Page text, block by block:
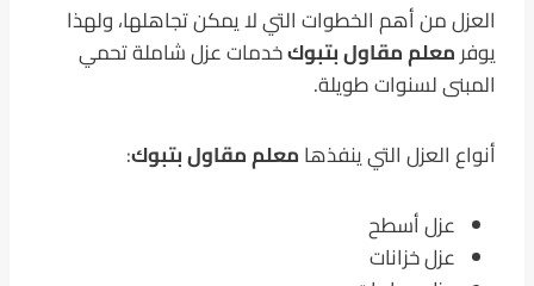
العزل من أهم الخطوات التي لا يمكن تجاهلها، ولهذا
يوفرمعلم مقاول بتبوكخدمات عزل شاملة تحمي
المبنى لسنوات طويلة.
أنواع العزل التي ينفذهامعلم مقاول بتبوك:
عزل أسطح
عزل خزانات